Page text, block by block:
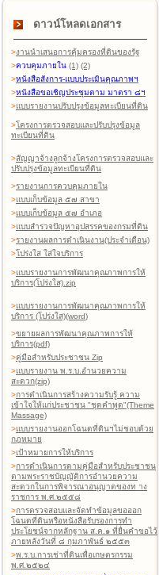
ดาวน์โหลดเอกสาร
>งานนำเสนอการคุ้มครองที่ดินของรัฐ
>ควบคุมภายใน (1) (2)
>หนังสือสังการ-แบบประเมินคุณภาพฯ
>หนังสือขอเชิญประชุมตาม มาตรา ๘ฯ
>แบบรายงานปรับปรุงข้อมูลทะเบียนที่ดิน
>โครงการตรวจสอบและปรับปรุงข้อมูล
ทะเบียนที่ดิน
>สัญญาจ้างลูกจ้างโครงการตรวจสอบและ
ปรับปรุงข้อมูลทะเบียนที่ดิน
>รายงานการควบคุมภายใน
>แบบเก็บข้อมูล ๕๗ สาขา
>แบบเก็บข้อมูล ๕๗ อำเภอ
>แบบสำรวจปัญหาอุปสรรคของกรมที่ดิน
>รายงานผลการดำเนินงาน(ประจำเดือน)
>โปร่งใส ใส่ใจบริการ
>แบบรายงานการพัฒนาคุณภาพการให้
บริการ(โปร่งใส).zip
>แบบรายงานการพัฒนาคุณภาพการให้
บริการ (โปร่งใส)(word)
>ขยายผลการพัฒนาคุณภาพการให้
บริการ(pdf)
>คู่มือสำหรับประชาชน Zip
>แบบรายงาน พ.ร.บ.อำนวยความ
สะดวก(zip)
>การดำเนินการสร้างความรับรู้ ความ
เข้าใจให้แก่ประชาชน "ชุดคำพูด"(Theme
Massage)
>แบบรายงานออกโฉนดที่ดินฯไม่ชอบด้วย
กฎหมาย
>เป้าหมายการให้บริการ
>การดำเนินการตามคู่มือสำหรับประชาชน
ตามพระราชบัญญัติการอำนวยความ
สะดวกในการพิจารณาอนุญาตของท าง
ราชการ พ.ศ.๒๕๕๘
>การตรวจสอบและจัดทำข้อมูลขอออก
โฉนดที่ดินหรือหนังสือรับรองการทำ
ประโยชน์จากหลักฐาน ส.ค.๑ ที่ยื่นคำขอไว้
ภายหลังวันที่ ๘ กุมภาพันธ์ ๒๕๕๓
>พ.ร.บ.การเช่าที่ดินเพื่อเกษตรกรรม
พ.ศ.๒๕๒๔